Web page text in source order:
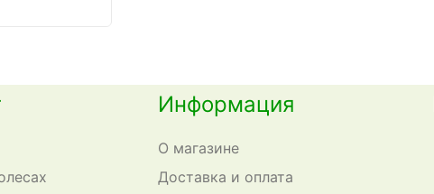
Информация
О магазине
Доставка и оплата